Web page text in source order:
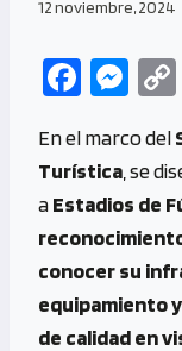
12 noviembre, 2024
Fa
b
o
o
k
M
se
n
g
er
En el marco del
Turística , se
aEstadios de
conocer su
equipamiento
de calidad en